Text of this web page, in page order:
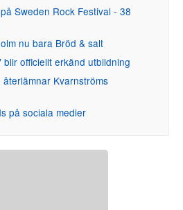
Sweden Rock Festival - 38
nu bara Bröd & salt
officiellt erkänd utbildning
Kvarnströms
på sociala medier